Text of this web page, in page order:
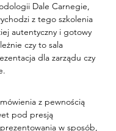
Dale Carnegie,
z tego szkolenia
autentyczny i gotowy
czy to sala
dla zarządu czy
z pewnością
pod presją
w sposób,